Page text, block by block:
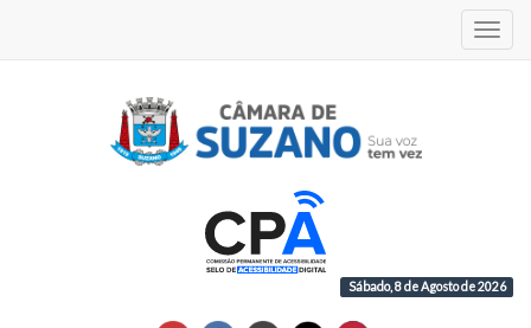
Sábado, 8 de Agosto de 2026